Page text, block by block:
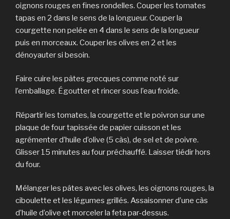
oignons rouges en fines rondelles. Couper les tomates
tapas en 2 dans le sens de la longueur. Couper la
courgette non pelée en 4 dans le sens de la longueur
puis en morceaux. Couper les olives en 2 et les
dénoyauter si besoin.
Faire cuire les pâtes grecques comme noté sur
l’emballage. Égoutter et rincer sous l’eau froide.
Répartir les tomates, la courgette et le poivron sur une
plaque de four tapissée de papier cuisson et les
agrémenter d’huile d’olive (5 càs), de sel et de poivre.
Glisser 15 minutes au four préchauffé. Laisser tiédir hors
du four.
Mélanger les pâtes avec les olives, les oignons rouges, la
ciboulette et les légumes grillés. Assaisonner d’une càs
d’huile d’olive et morceler la feta par-dessus.